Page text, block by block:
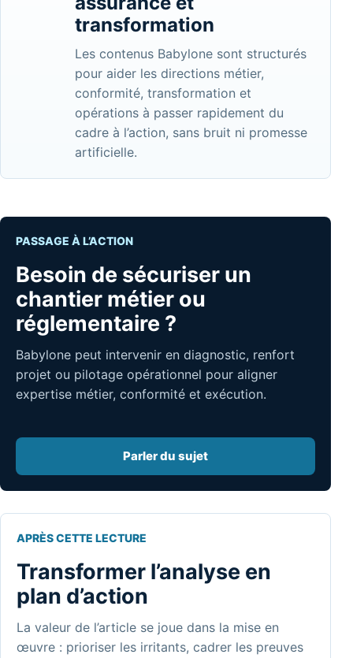
transformation
Les contenus Babylone sont structurés
pour aider les directions métier,
conformité, transformation et
opérations à passer rapidement du
cadre à l’action, sans bruit ni promesse
artificielle.
PASSAGE À L’ACTION
Besoin de sécuriser un
chantier métier ou
réglementaire ?
Babylone peut intervenir en diagnostic, renfort
projet ou pilotage opérationnel pour aligner
expertise métier, conformité et exécution.
Parler du sujet
APRÈS CETTE LECTURE
Transformer l’analyse en
plan d’action
La valeur de l’article se joue dans la mise en
œuvre : prioriser les irritants, cadrer les preuves